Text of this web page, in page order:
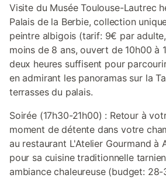
Visite du Musée Toulouse-Lautrec
Palais de la Berbie, collection
peintre albigois (tarif: 9€ par
moins de 8 ans, ouvert de 10h00 à
deux heures suffisent pour
en admirant les panoramas sur la
terrasses du palais.
Soirée (17h30-21h00) : Retour à
moment de détente dans votre
au restaurant L'Atelier Gourmand à
pour sa cuisine traditionnelle
ambiance chaleureuse (budget: